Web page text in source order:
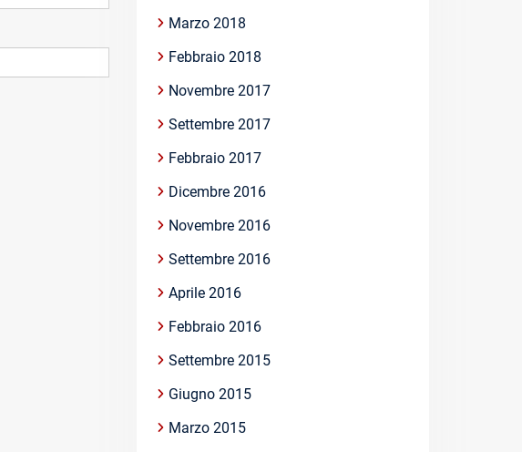
Marzo 2018
Febbraio 2018
Novembre 2017
Settembre 2017
Febbraio 2017
Dicembre 2016
Novembre 2016
Settembre 2016
Aprile 2016
Febbraio 2016
Settembre 2015
Giugno 2015
Marzo 2015